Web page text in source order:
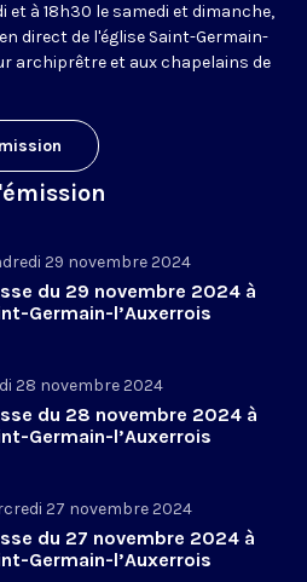
et à 18h30 le samedi et dimanche,
direct de l'église Saint-Germain-
archiprêtre et aux chapelains de
29 novembre 2024
du 29 novembre 2024 à
Germain-l’Auxerrois
28 novembre 2024
du 28 novembre 2024 à
Germain-l’Auxerrois
27 novembre 2024
du 27 novembre 2024 à
Germain-l’Auxerrois